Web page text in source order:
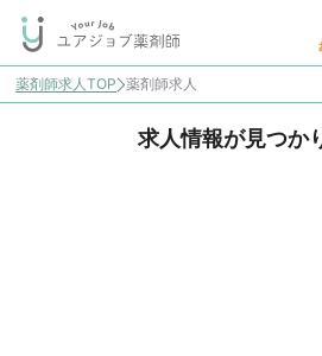
薬剤師求人TOP 薬剤師求人
求人情報が見つか